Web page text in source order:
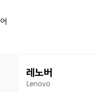
레노버
Lenovo